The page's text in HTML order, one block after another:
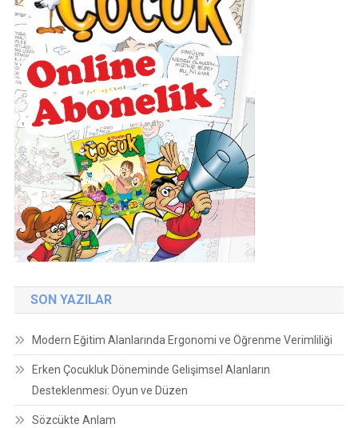
SON YAZILAR
Modern Eğitim Alanlarında Ergonomi ve Öğrenme Verimliliği
Erken Çocukluk Döneminde Gelişimsel Alanların
Desteklenmesi: Oyun ve Düzen
Sözcükte Anlam